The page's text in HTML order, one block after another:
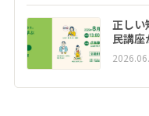
正し
民講